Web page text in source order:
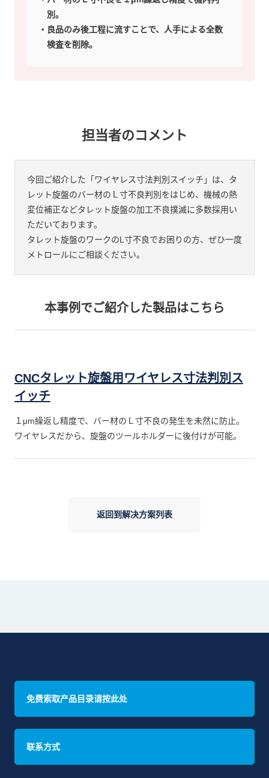
別。
良品のみ後工程に流すことで、人手による全数
検査を削除。
担当者のコメント
今回ご紹介した「ワイヤレス寸法判別スイッチ」は、タ
レット旋盤のバー材のＬ寸不良判別をはじめ、機械の熱
変位補正などタレット旋盤の加工不良撲滅に多数採用い
ただいております。
タレット旋盤のワークのL寸不良でお困りの方、ぜひ一度
メトロールにご相談ください。
本事例でご紹介した製品はこちら
CNCタレット旋盤用ワイヤレス寸法判別ス
イッチ
１μm繰返し精度で、バー材のＬ寸不良の発生を未然に防止。
ワイヤレスだから、旋盤のツールホルダーに後付けが可能。
返回到解决方案列表
免费索取产品目录请按此处
联系方式